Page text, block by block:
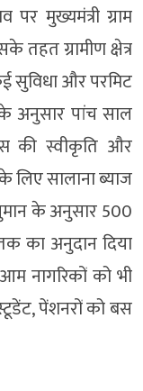
पर मुख्यमंत्री ग्राम
तहत ग्रामीण क्षेत्र
सुविधा और परमिट
अनुसार पांच साल
की स्वीकृति और
सालाना ब्याज
के अनुसार 500
अनुदान दिया
नागरिकों को भी
पेंशनरों को बस